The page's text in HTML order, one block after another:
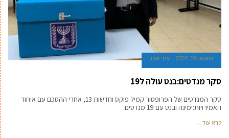
אוגוסט 18, 2020 עמי שרון
סקר מנדטים:בנט עולה ל19
סקר המנדטים של הפרופסור קמיל פוקס וחדשות 13, אחרי ההסכם עם איחוד
האמירויות:ימינה ובנט עם 19 מנדטים.
קרא עוד ←